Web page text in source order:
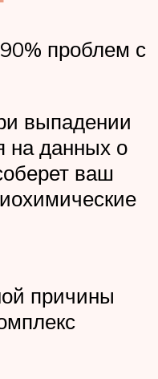
проблем с
выпадении
на данных о
ваш
причины